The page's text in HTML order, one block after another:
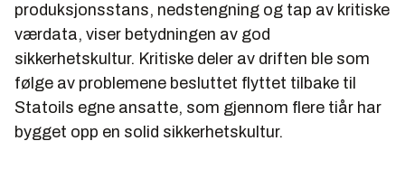
produksjonsstans, nedstengning og tap av kritiske
værdata, viser betydningen av god
sikkerhetskultur. Kritiske deler av driften ble som
følge av problemene besluttet flyttet tilbake til
Statoils egne ansatte, som gjennom flere tiår har
bygget opp en solid sikkerhetskultur.